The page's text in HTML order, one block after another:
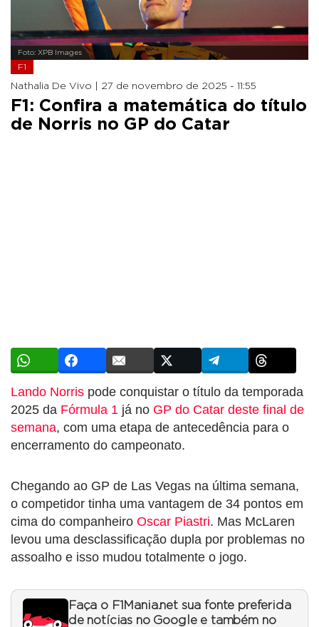
Foto: XPB Images
F1
Nathalia De Vivo | 27 de novembro de 2025 - 11:55
F1: Confira a matemática do título
de Norris no GP do Catar
Lando Norris pode conquistar o título da temporada
2025 da Fórmula 1 já no GP do Catar deste final de
semana, com uma etapa de antecedência para o
encerramento do campeonato.
Chegando ao GP de Las Vegas na última semana,
o competidor tinha uma vantagem de 34 pontos em
cima do companheiro Oscar Piastri. Mas McLaren
levou uma desclassificação dupla por problemas no
assoalho e isso mudou totalmente o jogo.
Faça o F1Mania.net sua fonte preferida
de notícias no Google e também no